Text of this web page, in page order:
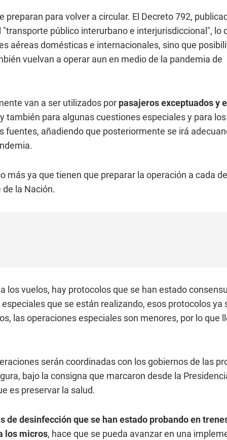
preparan para volver a circular. El Decreto 792,
público interurbano e interjurisdiccional", lo
aéreas domésticas e internacionales, sino que
vuelvan a operar aun en medio de la pandemia de
van a ser utilizados por pasajeros exceptuados y
para algunas cuestiones especiales y para los
fuentes, añadiendo que posteriormente se irá
más ya que tienen que preparar la operación a cada
la Nación.
los vuelos, hay protocolos que se han estado
que se están realizando, esos protocolos ya
las operaciones especiales son menores, por lo que
serán coordinadas con los gobiernos de las
bajo la consigna que marcaron desde la
es preservar la salud.
de desinfección que se han estado probando en
los micros, hace que se pueda avanzar en una